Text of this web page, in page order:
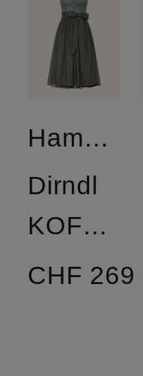
Hammerschmid
Dirndl
KOFLERSEE
CHF 269